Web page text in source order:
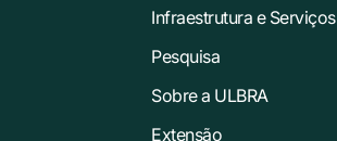
Infraestrutura e Serviços
Pesquisa
Sobre a ULBRA
Extensão